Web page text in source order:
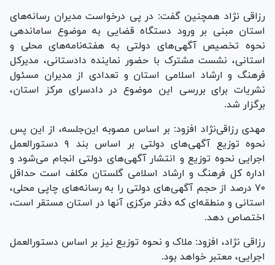
رزاقی نژاد همچنین گفت: در پی درخواست مدیران رسانه‌های
استان مبنی بر ورود دستگاه قضایی به موضوع ساماندهی
نحوه تخصیص آگهی‌های دولتی به هفته‌نامه‌های محلی و
استانی، نشست مشترک با حضور نماینده دادستانی، مدیرکل
فرهنگ و ارشاد اسلامی استان و تعدادی از مدیران مسئول
نشریات برای بررسی این موضوع در دادسرای مرکز استان،
برگزار شد.
مهدی رزاقی‌نژاد افزود: بر اساس مصوبه این‌جلسه، از این پس
نحوه توزیع آگهی‌های دولتی بر اساس بند ۹ دستورالعمل
اجرایی نحوه توزیع و انتشار آگهی‌های دولتی انجام می‌شود و
اداره کل فرهنگ و ارشاد اسلامی گلستان مکلف است حداقل
۷۰ درصد از حجم آگهی‌های دولتی را به رسانه‌های چاپی محلی،
استانی و منطقه‌ای که دفتر مرکزی آنها در استان مستقر است،
اختصاص دهد.
رزاقی نژاد، افزود: ملاک و نحوه توزیع نیز بر اساس دستورالعمل
اجرایی، معتبر خواهد بود.